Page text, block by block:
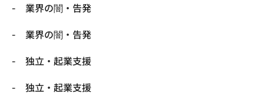
業界の闇・告発
業界の闇・告発
独立・起業支援
独立・起業支援